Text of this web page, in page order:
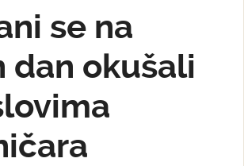
se na
dan okušali